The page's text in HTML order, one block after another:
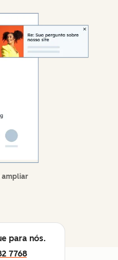
ampliar
para nós.
7768